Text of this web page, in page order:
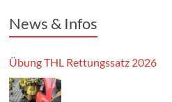
News & Infos
Übung THL Rettungssatz 2026